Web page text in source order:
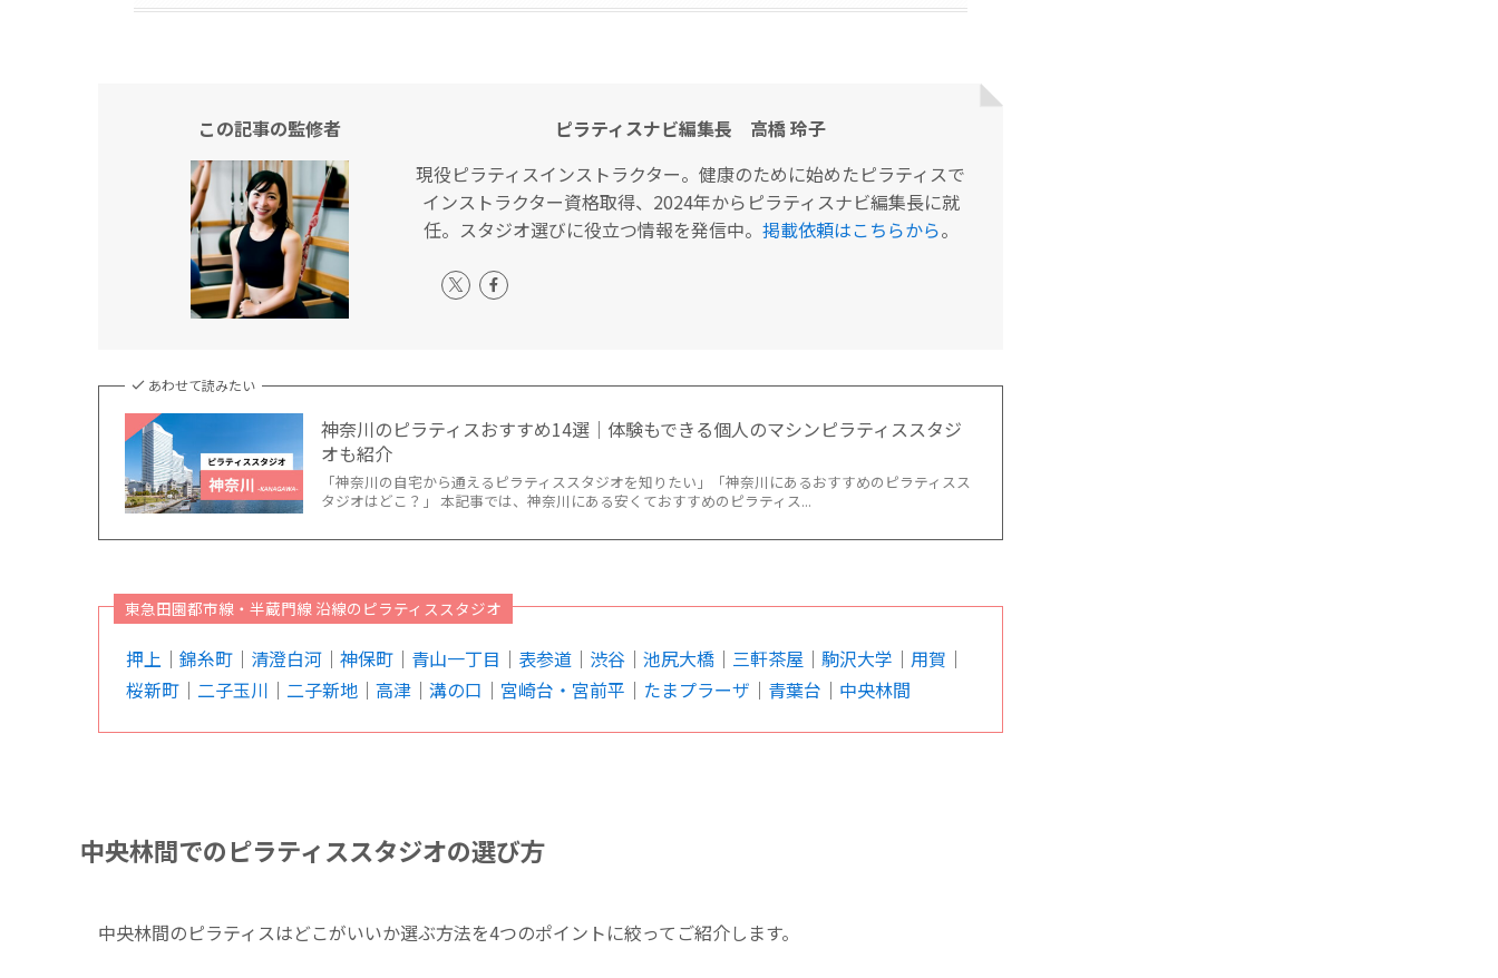
この記事の監修者
ピラティスナビ編集長 高橋 玲子
現役ピラティスインストラクター。健康のために始めたピラティスで
インストラクター資格取得、2024年からピラティスナビ編集長に就
任。スタジオ選びに役立つ情報を発信中。 掲載依頼はこちらから。
あわせて読みたい
神奈川のピラティスおすすめ14選｜体験もできる個人のマシンピラティススタジ
オも紹介
「神奈川の自宅から通えるピラティススタジオを知りたい」「神奈川にあるおすすめのピラティスス
タジオはどこ？」 本記事では、神奈川にある安くておすすめのピラティス...
東急田園都市線・半蔵門線 沿線のピラティススタジオ
押上 ｜ 錦糸町 ｜ 清澄白河 ｜ 神保町 ｜ 青山一丁目 ｜ 表参道 ｜ 渋谷 ｜ 池尻大橋 ｜ 三軒茶屋 ｜ 駒沢大学 ｜ 用賀 ｜
桜新町 ｜ 二子玉川 ｜ 二子新地 ｜ 高津 ｜ 溝の口 ｜ 宮崎台・宮前平 ｜ たまプラーザ ｜ 青葉台 ｜ 中央林間
中央林間でのピラティススタジオの選び方
中央林間のピラティスはどこがいいか選ぶ方法を4つのポイントに絞ってご紹介します。